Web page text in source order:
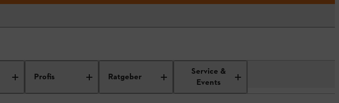
Profis Ratgeber
Service &
Events